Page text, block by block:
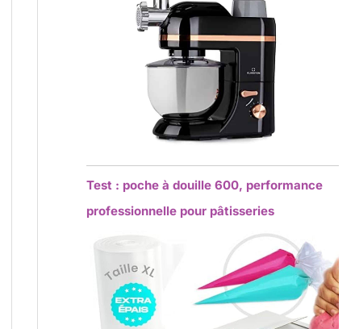
Test : poche à douille 600, performance
professionnelle pour pâtisseries